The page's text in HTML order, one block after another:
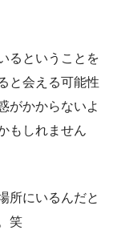
るということを
と会える可能性
がかからないよ
もしれません
所にいるんだと
笑